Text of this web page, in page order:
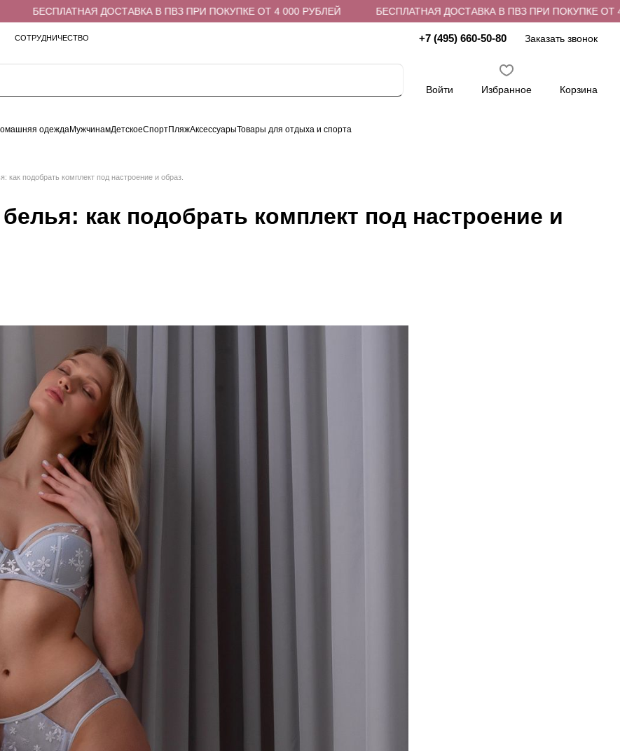
ДОСТАВКА В ПВЗ ПРИ ПОКУПКЕ ОТ 4 000 РУБЛЕЙ БЕСПЛАТНАЯ ДОСТАВКА В ПВЗ ПРИ ПОКУПКЕ ОТ 4 000
СОТРУДНИЧЕСТВО +7 (495) 660-50-80 Заказать звонок
Войти Избранное Корзина
одеждаМужчинамДетскоеСпортПляжАксессуарыТовары для отдыха и спорта
как подобрать комплект под настроение и образ.
как подобрать комплект под настроение и